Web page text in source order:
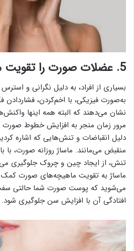
5. عضلات صورت را تقویت می‌کند
بسیاری از افراد، به دلیل نگرانی و
به‌صورت فیزیکی، با اخم‌کردن،
نشان می‌دهند که البته همه اینها
مرور زمان منجر به افزایش خطوط
دلیل انقباضات و تنش‌هایی که اشاره
منقبض می‌مانند. ماساژ روزانه صورت،
تنش، از ایجاد چین و چروک جلوگیری
ماساژ به تقویت ماهیچه‌های صورت
می‌شوید که پوست صورت شما حالتی
افتادگی آن با افزایش سن جلوگیری شود.